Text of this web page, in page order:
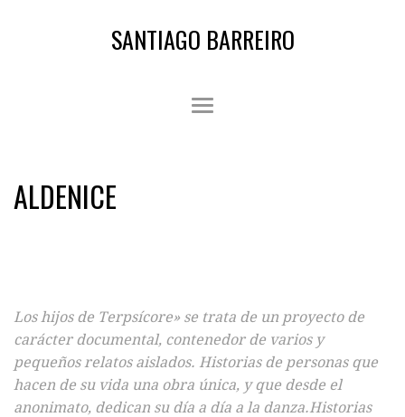
SANTIAGO BARREIRO
ALDENICE
Los hijos de Terpsícore» se trata de un proyecto de
carácter documental, contenedor de varios y
pequeños relatos aislados. Historias de personas que
hacen de su vida una obra única, y que desde el
anonimato, dedican su día a día a la danza.Historias